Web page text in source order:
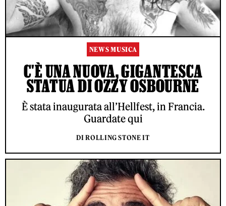
NEWS MUSICA
C'È UNA NUOVA, GIGANTESCA
STATUA DI OZZY OSBOURNE
È stata inaugurata all’Hellfest, in Francia.
Guardate qui
DI ROLLING STONE IT